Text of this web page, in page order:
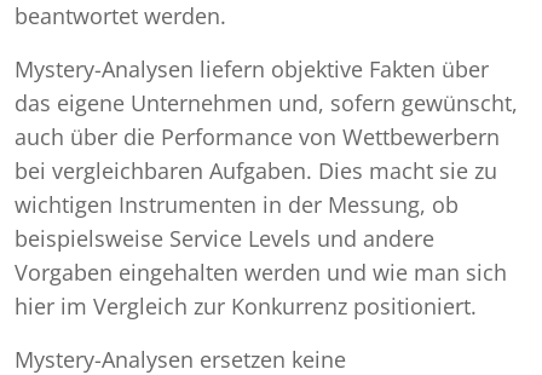
beantwortet werden.
Mystery-Analysen liefern objektive Fakten über
das eigene Unternehmen und, sofern gewünscht,
auch über die Performance von Wettbewerbern
bei vergleichbaren Aufgaben. Dies macht sie zu
wichtigen Instrumenten in der Messung, ob
beispielsweise Service Levels und andere
Vorgaben eingehalten werden und wie man sich
hier im Vergleich zur Konkurrenz positioniert.
Mystery-Analysen ersetzen keine